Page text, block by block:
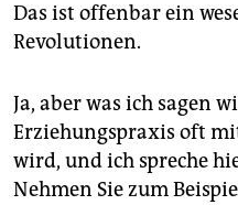
Das ist offenbar ein
Revolutionen.
Ja, aber was ich sagen
Erziehungspraxis oft
wird, und ich spreche
Nehmen Sie zum